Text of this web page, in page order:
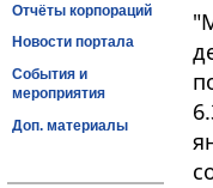
Отчёты корпораций
Новости портала
События и
мероприятия
Доп. материалы